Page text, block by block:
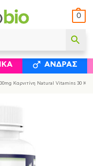
0
ΕΠΙΚΟΙΝΩΝΊΑ
ΦΥΣΙΚΆ
ΆΝΔΡΑΣ
Καρνιτίνη Natural Vitamins 30